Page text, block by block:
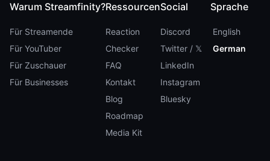
Warum Streamfinity?
Für Streamende
Für YouTuber
Für Zuschauer
Für Businesses
Ressourcen
Reaction
Checker
FAQ
Kontakt
Blog
Roadmap
Media Kit
Social
Discord
Twitter / 𝕏
LinkedIn
Instagram
Bluesky
Sprache
English
German